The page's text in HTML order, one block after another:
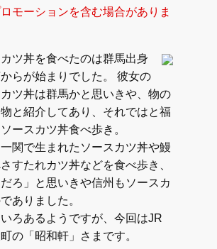
モーションを含む場合がありま
ツ丼を食べたのは群馬出身
らが始まりでした。 彼女の
ツ丼は群馬かと思いきや、物の
と紹介してあり、それではと福
ースカツ丼食べ歩き。
関で生まれたソースカツ丼や鰻
すたれカツ丼などを食べ歩き、
だろ」と思いきや信州もソースカ
ありました。
ろあるようですが、今回はJR
の「昭和軒」さまです。